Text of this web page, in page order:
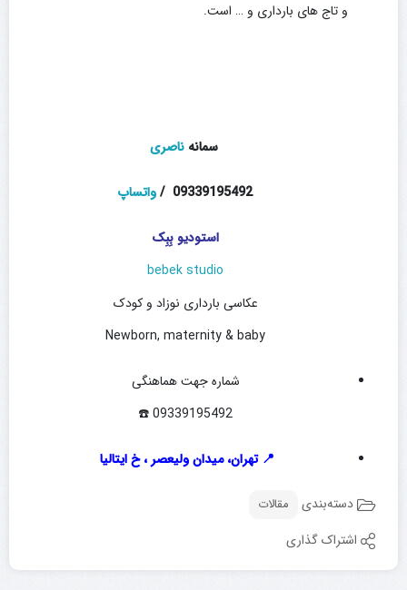
و تاج های بارداری و … است.
سمانهناصری
09339195492 / واتساپ
استودیو بِبِک
bebek studio
عکاسی بارداری نوزاد و کودک
Newborn, maternity & baby
شماره جهت هماهنگی
09339195492 ☎️
📍 تهران، میدان ولیعصر ، خ ایتالیا
دسته‌بندی مقالات
اشتراک گذاری